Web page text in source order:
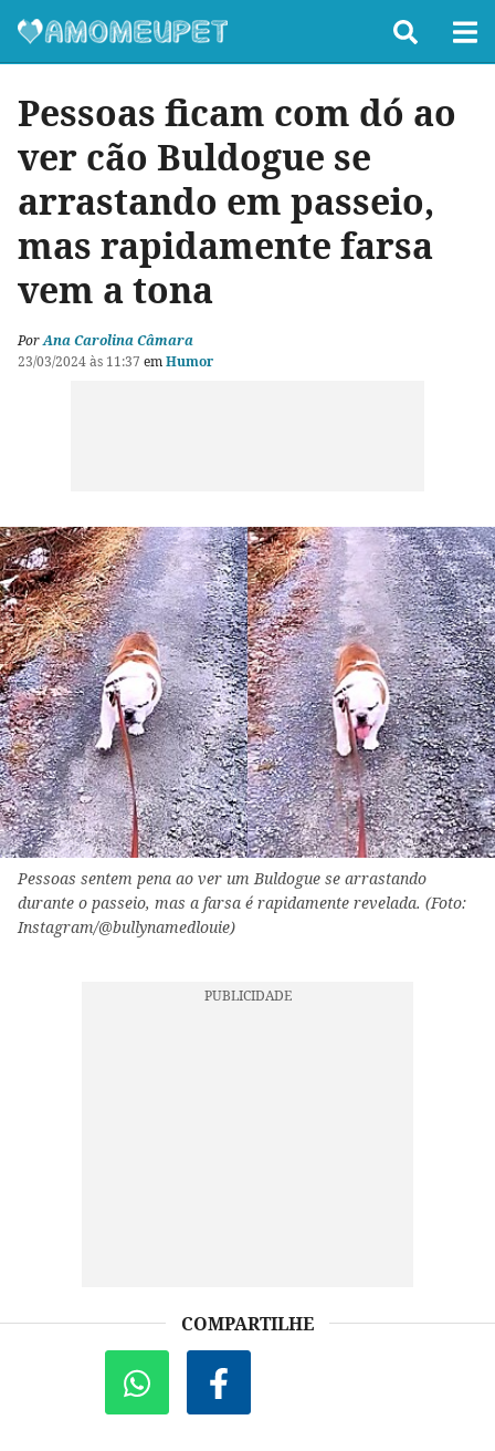
Pessoas ficam com dó ao
ver cão Buldogue se
arrastando em passeio,
mas rapidamente farsa
vem a tona
PorAna Carolina Câmara
23/03/2024 às 11:37 emHumor
Pessoas sentem pena ao ver um Buldogue se arrastando
durante o passeio, mas a farsa é rapidamente revelada. (Foto:
Instagram/@bullynamedlouie)
COMPARTILHE